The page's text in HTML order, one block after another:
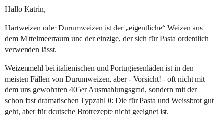
Hallo Katrin,
Hartweizen oder Durumweizen ist der „eigentliche“ Weizen aus
dem Mittelmeerraum und der einzige, der sich für Pasta ordentlich
verwenden lässt.
Weizenmehl bei italienischen und Portugiesenläden ist in den
meisten Fällen von Durumweizen, aber - Vorsicht! - oft nicht mit
dem uns gewohnten 405er Ausmahlungsgrad, sondern mit der
schon fast dramatischen Typzahl 0: Die für Pasta und Weissbrot gut
geht, aber für deutsche Brotrezepte nicht geeignet ist.